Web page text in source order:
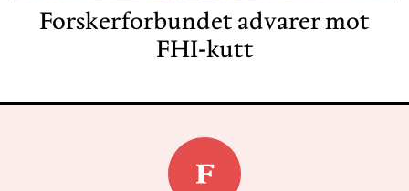
Forskerforbundet advarer mot
FHI-kutt